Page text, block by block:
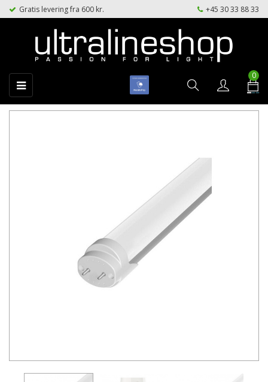
Gratis levering fra 600 kr. +45 30 33 88 33
Toggle
navigation
☰
0